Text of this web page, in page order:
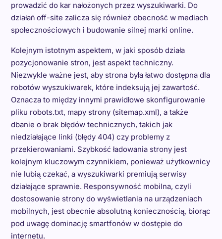
prowadzić do kar nałożonych przez wyszukiwarki. Do
działań off-site zalicza się również obecność w mediach
społecznościowych i budowanie silnej marki online.
Kolejnym istotnym aspektem, w jaki sposób działa
pozycjonowanie stron, jest aspekt techniczny.
Niezwykle ważne jest, aby strona była łatwo dostępna dla
robotów wyszukiwarek, które indeksują jej zawartość.
Oznacza to między innymi prawidłowe skonfigurowanie
pliku robots.txt, mapy strony (sitemap.xml), a także
dbanie o brak błędów technicznych, takich jak
niedziałające linki (błędy 404) czy problemy z
przekierowaniami. Szybkość ładowania strony jest
kolejnym kluczowym czynnikiem, ponieważ użytkownicy
nie lubią czekać, a wyszukiwarki premiują serwisy
działające sprawnie. Responsywność mobilna, czyli
dostosowanie strony do wyświetlania na urządzeniach
mobilnych, jest obecnie absolutną koniecznością, biorąc
pod uwagę dominację smartfonów w dostępie do
internetu.